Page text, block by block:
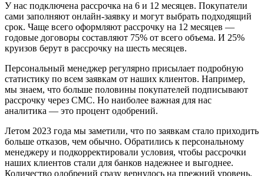
У нас подключена рассрочка на 6 и 12 месяцев. Покупатели
сами заполняют онлайн-заявку и могут выбрать подходящий
срок. Чаще всего оформляют рассрочку на 12 месяцев —
годовые договоры составляют 75% от всего объема. И 25%
круизов берут в рассрочку на шесть месяцев.
Персональный менеджер регулярно присылает подробную
статистику по всем заявкам от наших клиентов. Например,
мы знаем, что больше половины покупателей подписывают
рассрочку через СМС. Но наиболее важная для нас
аналитика — это процент одобрений.
Летом 2023 года мы заметили, что по заявкам стало приходить
больше отказов, чем обычно. Обратились к персональному
менеджеру и подкорректировали условия, чтобы рассрочки
наших клиентов стали для банков надежнее и выгоднее.
Количество одобрений сразу вернулось на прежний уровень.